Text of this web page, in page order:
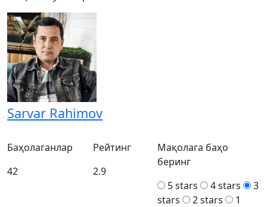
Sarvar Rahimov
Баҳолаганлар
42
Рейтинг
2.9
Мақолага баҳо
беринг
5 stars
4 stars
3
stars
2 stars
1